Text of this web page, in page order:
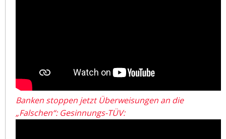
Banken stoppen jetzt Überweisungen an die
„Falschen“: Gesinnungs-TÜV: